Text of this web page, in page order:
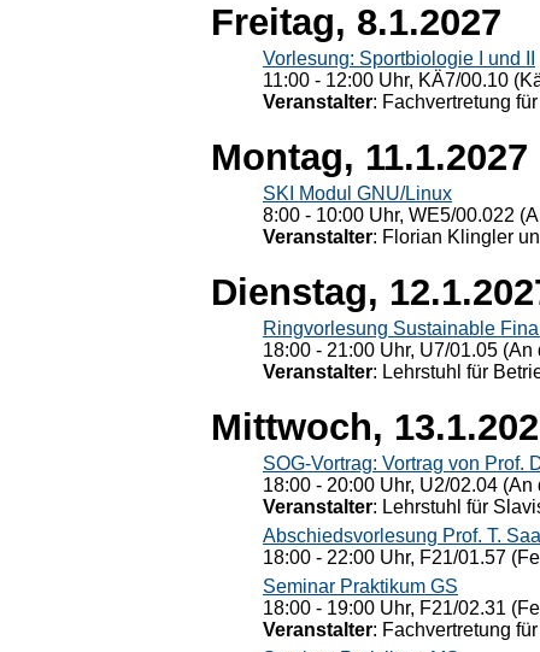
Freitag, 8.1.2027
Vorlesung: Sportbiologie I und II
11:00 - 12:00 Uhr, KÄ7/00.10
Veranstalter: Fachvertretung
Montag, 11.1.2027
SKI Modul GNU/Linux
8:00 - 10:00 Uhr, WE5/00.022
Veranstalter: Florian Klingler
Dienstag,
Ringvorlesung Sustainable
18:00 - 21:00 Uhr, U7/01.05
Veranstalter: Lehrstuhl für
Mittwoch,
SOG-Vortrag: Vortrag von Prof.
18:00 - 20:00 Uhr, U2/02.04
Veranstalter: Lehrstuhl für
Abschiedsvorlesung Prof. T.
18:00 - 22:00 Uhr, F21/01.57
Seminar Praktikum GS
18:00 - 19:00 Uhr, F21/02.31
Veranstalter: Fachvertretung